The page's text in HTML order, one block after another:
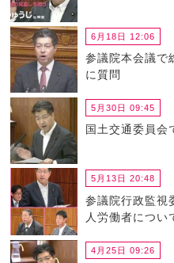
6月18日 12:06
参議院本会議で
に質問
5月30日 09:45
国土交通委員会
5月13日 20:48
参議院行政監視
人労働者につい
4月25日 09:26